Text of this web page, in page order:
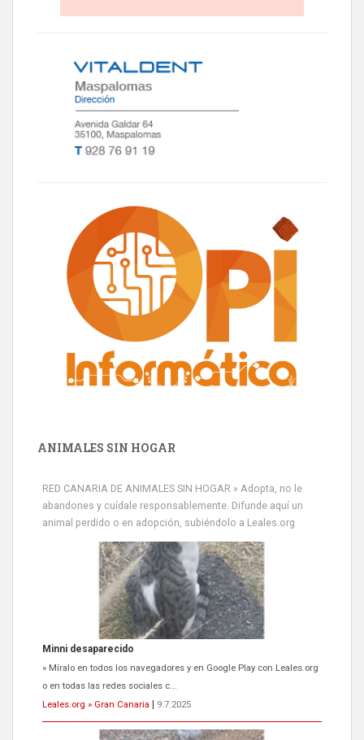
ANIMALES SIN HOGAR
RED CANARIA DE ANIMALES SIN HOGAR » Adopta, no le
abandones y cuídale responsablemente. Difunde aquí un
animal perdido o en adopción, subiéndolo a Leales.org
Minni desaparecido
» Míralo en todos los navegadores y en Google Play con Leales.org
o en todas las redes sociales c...
Leales.org » Gran Canaria
9.7.2025